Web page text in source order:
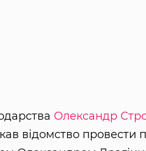
Олександр
відомство провести